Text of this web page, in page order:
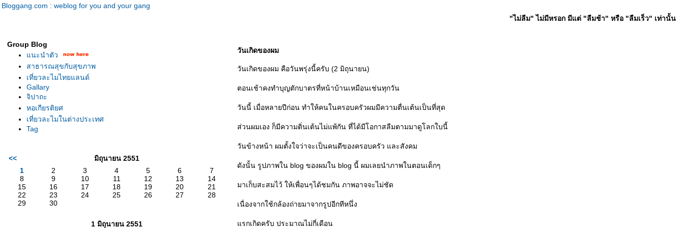
Bloggang.com : weblog for you and your gang
"ไม่ลืม" ไม่มีหรอก มีแต่ "ลืมช้า" หรือ "ลืมเร็ว" เท่านั้น
Group Blog
แนะนำตัว
สาธารณสุขกับสุขภาพ
เที่ยวละไมไทยแลนด์
Gallary
จิปาถะ
หอเกียรติยศ
เที่ยวละไมในต่างประเทศ
Tag
<<
มิถุนายน 2551
1
2 3 4 5 6
7
8
9 10 11 12 13
14
15
16 17 18 19 20
21
22
23 24 25 26 27
28
29
30
1 มิถุนายน 2551
วันเกิดของผม
วันเกิดของผม คือวันพรุ่งนี้ครับ (2 มิถุนายน)
ตอนเช้าคงทำบุญตักบาตรที่หน้าบ้านเหมือนเช่นทุกวัน
วันนี้ เมื่อหลายปีก่อน ทำให้คนในครอบครัวผมมีความตื่นเต้นเป็นที่สุด
ส่วนผมเอง ก็มีความติ่นเต้นไม่แพ้กัน ที่ได้มีโอกาสลืมตามมาดูโลกใบนี้
วันข้างหน้า ผมตั้งใจว่าจะเป็นคนดีของครอบครัว และสังคม
ดังนั้น รูปภาพใน blog ของผมใน blog นี้ ผมเลยนำภาพในตอนเด็กๆ
มาเก็บสะสมไว้ ให้เพื่อนๆได้ชมกัน ภาพอาจจะไม่ชัด
เนื่องจากใช้กล้องถ่ายมาจากรูปอีกทีหนึ่ง
แรกเกิดครับ ประมาณไม่กี่เดือน